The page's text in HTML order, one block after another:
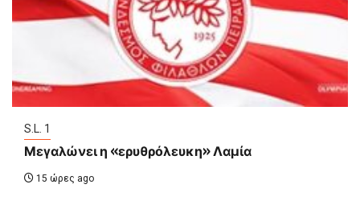
S.L. 1
Μεγαλώνει η «ερυθρόλευκη» Λαμία
15 ώρες ago